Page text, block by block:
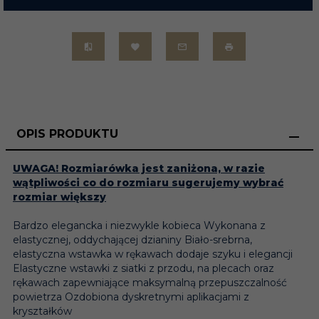
OPIS PRODUKTU
UWAGA! Rozmiarówka jest zaniżona, w razie
wątpliwości co do rozmiaru sugerujemy wybrać
rozmiar większy
Bardzo elegancka i niezwykle kobieca Wykonana z
elastycznej, oddychającej dzianiny Biało-srebrna,
elastyczna wstawka w rękawach dodaje szyku i elegancji
Elastyczne wstawki z siatki z przodu, na plecach oraz
rękawach zapewniające maksymalną przepuszczalność
powietrza Ozdobiona dyskretnymi aplikacjami z
kryształków